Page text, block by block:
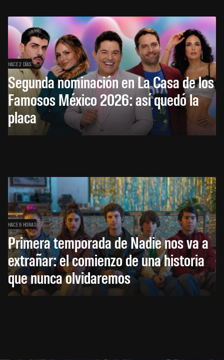
HACE 2 DÍAS
Segunda nominación en La Casa de los
Famosos México 2026: así quedó la
placa
HACE 9 HORAS
Primera temporada de Nadie nos va a
extrañar: el comienzo de una historia
que nunca olvidaremos